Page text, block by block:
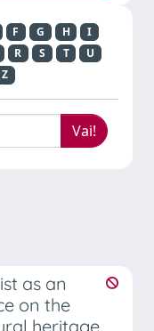
F G H
I
R S T
U
Z
as an
on the
heritage